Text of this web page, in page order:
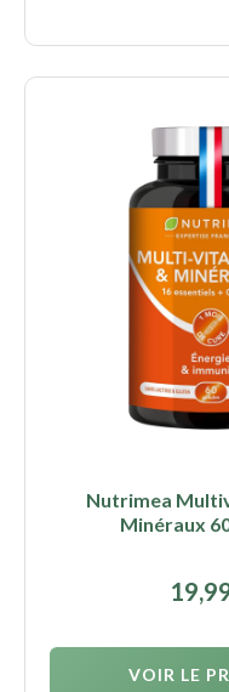
Nutrimea
Minéraux
VOIR LE